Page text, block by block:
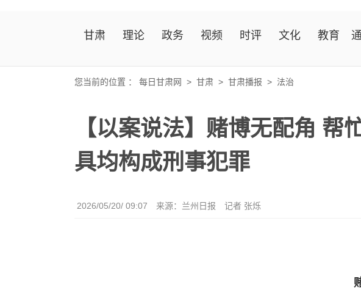
甘肃 理论 政务 视频 时评 文化 教育
您当前的位置 ： 每日甘肃网 > 甘肃 > 甘肃播报 > 法治
【以案说法】赌博无配角
具均构成刑事犯罪
2026/05/20/ 09:07 来源：兰州日报 记者 张烁